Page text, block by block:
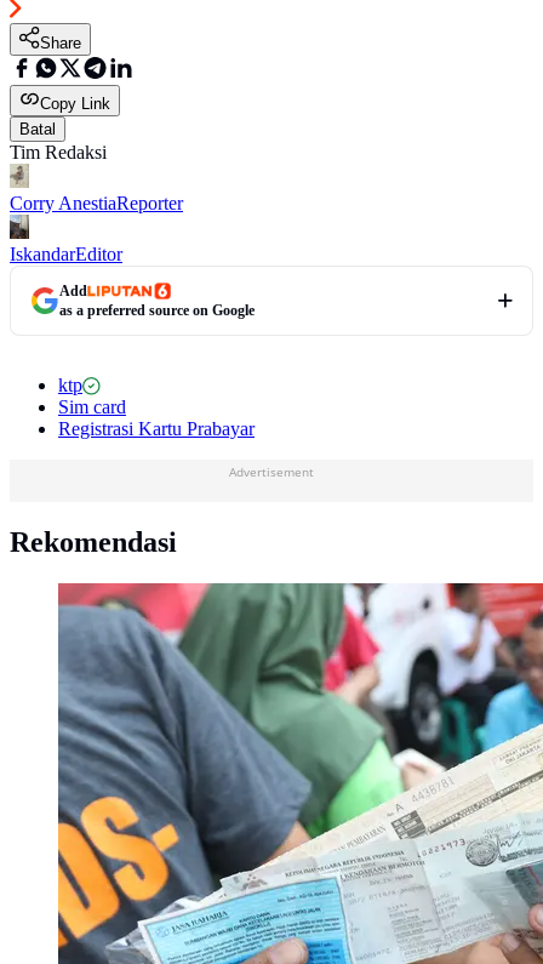
Share
Copy Link
Batal
Tim Redaksi
Corry AnestiaReporter
IskandarEditor
Add
as a preferred source on Google
ktp
Sim card
Registrasi Kartu Prabayar
Advertisement
Rekomendasi